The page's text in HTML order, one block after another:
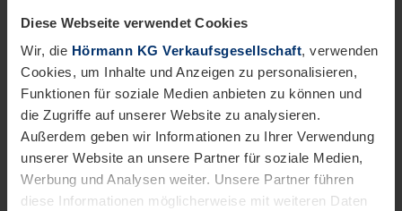
Diese Webseite verwendet Cookies
Wir, die Hörmann KG Verkaufsgesellschaft, verwenden
Cookies, um Inhalte und Anzeigen zu personalisieren,
Funktionen für soziale Medien anbieten zu können und
die Zugriffe auf unserer Website zu analysieren.
Außerdem geben wir Informationen zu Ihrer Verwendung
unserer Website an unsere Partner für soziale Medien,
Werbung und Analysen weiter. Unsere Partner führen
diese Informationen möglicherweise mit weiteren Daten